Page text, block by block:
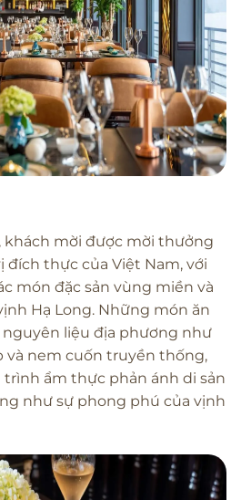
khách mời được mời thưởng
thực của Việt Nam, với
món đặc sản vùng miền và
Hạ Long. Những món ăn
liệu địa phương như
và nem cuốn truyền thống,
ẩm thực phản ánh di sản
như sự phong phú của vịnh